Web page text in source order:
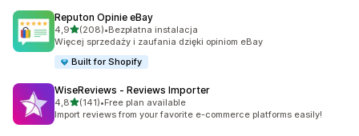
Reputon Opinie eBay
4,9na 5 gwiazdek
(208)
Łączna liczba recenzji: 208
•Bezpłatna instalacja
Więcej sprzedaży i zaufania dzięki opiniom eBay
Built for Shopify
WiseReviews ‑ Reviews Importer
4,8na 5 gwiazdek
(141)
Łączna liczba recenzji: 141
•Free plan available
Import reviews from your favorite e-commerce platforms easily!